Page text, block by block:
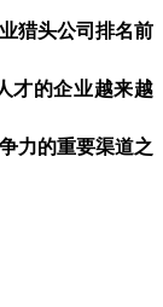
猎头公司排名前
才的企业越来越
力的重要渠道之